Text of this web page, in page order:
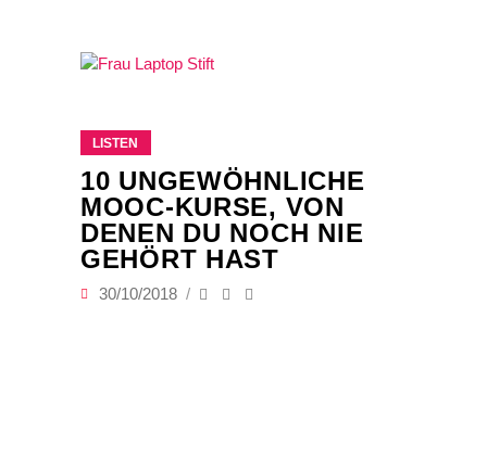
LISTEN
10 UNGEWÖHNLICHE
MOOC-KURSE, VON
DENEN DU NOCH NIE
GEHÖRT HAST
30/10/2018